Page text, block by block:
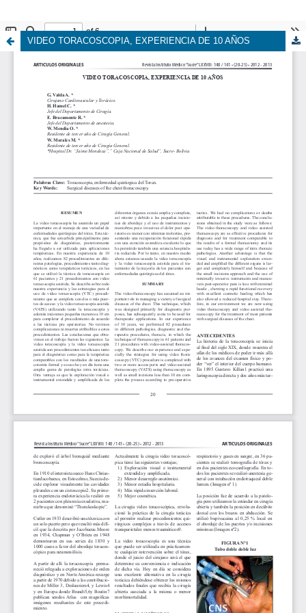
VIDEO TORACOSCOPIA, EXPERIENCIA DE 10 AÑOS